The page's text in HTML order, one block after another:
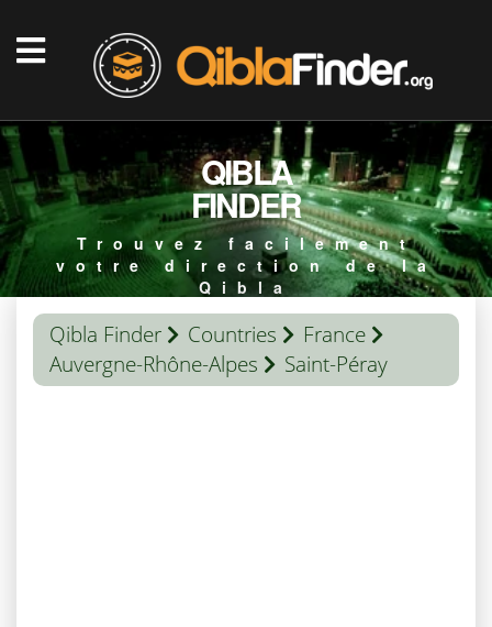
QIBLA
FINDER
Trouvez facilement
votre direction de la
Qibla
Qibla Finder Countries
France
Auvergne-Rhône-Alpes
Saint-Péray